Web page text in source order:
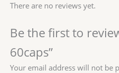
There are no reviews yet.
Be the first to
60caps”
Your email address will not be